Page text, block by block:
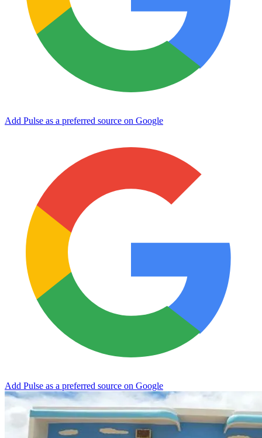
Add Pulse as a preferred source on Google
Add Pulse as a preferred source on Google